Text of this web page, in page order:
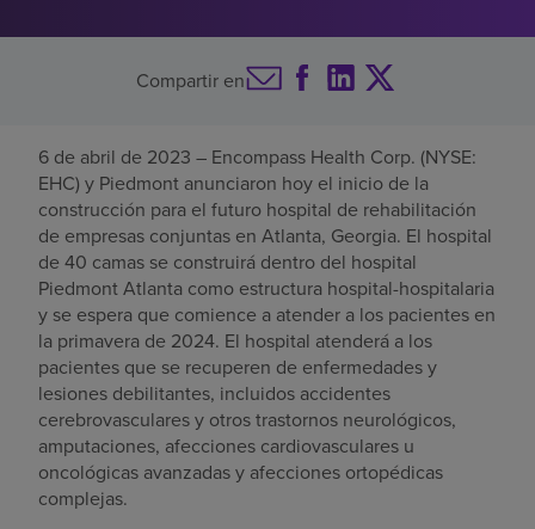
Empleos
Pagar mi factura
Compartir en
6 de abril de 2023 – Encompass Health Corp. (NYSE:
EHC) y Piedmont anunciaron hoy el inicio de la
construcción para el futuro hospital de rehabilitación
de empresas conjuntas en Atlanta, Georgia. El hospital
de 40 camas se construirá dentro del hospital
Piedmont Atlanta como estructura hospital-hospitalaria
y se espera que comience a atender a los pacientes en
la primavera de 2024. El hospital atenderá a los
pacientes que se recuperen de enfermedades y
lesiones debilitantes, incluidos accidentes
cerebrovasculares y otros trastornos neurológicos,
amputaciones, afecciones cardiovasculares u
oncológicas avanzadas y afecciones ortopédicas
complejas.